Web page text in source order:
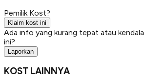
Pemilik Kost?
Klaim kost ini
Ada info yang kurang tepat atau
ini?
Laporkan
KOST LAINNYA